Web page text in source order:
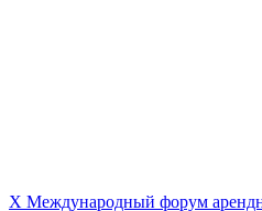
X Международный форум